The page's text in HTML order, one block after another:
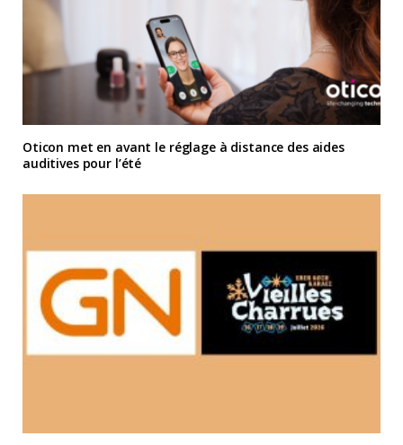
Oticon met en avant le réglage à distance des aides
auditives pour l’été